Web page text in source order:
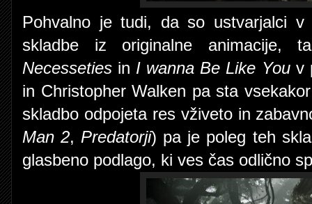
Pohvalno je tudi, da so ustvarjalci v
skladbe iz originalne animacije,
Necesseties in I wanna Be Like Youv
in Christopher Walken pa sta
skladbo odpojeta res vživeto in
Man 2, Predatorji) pa je poleg teh
glasbeno podlago, ki ves čas odlično